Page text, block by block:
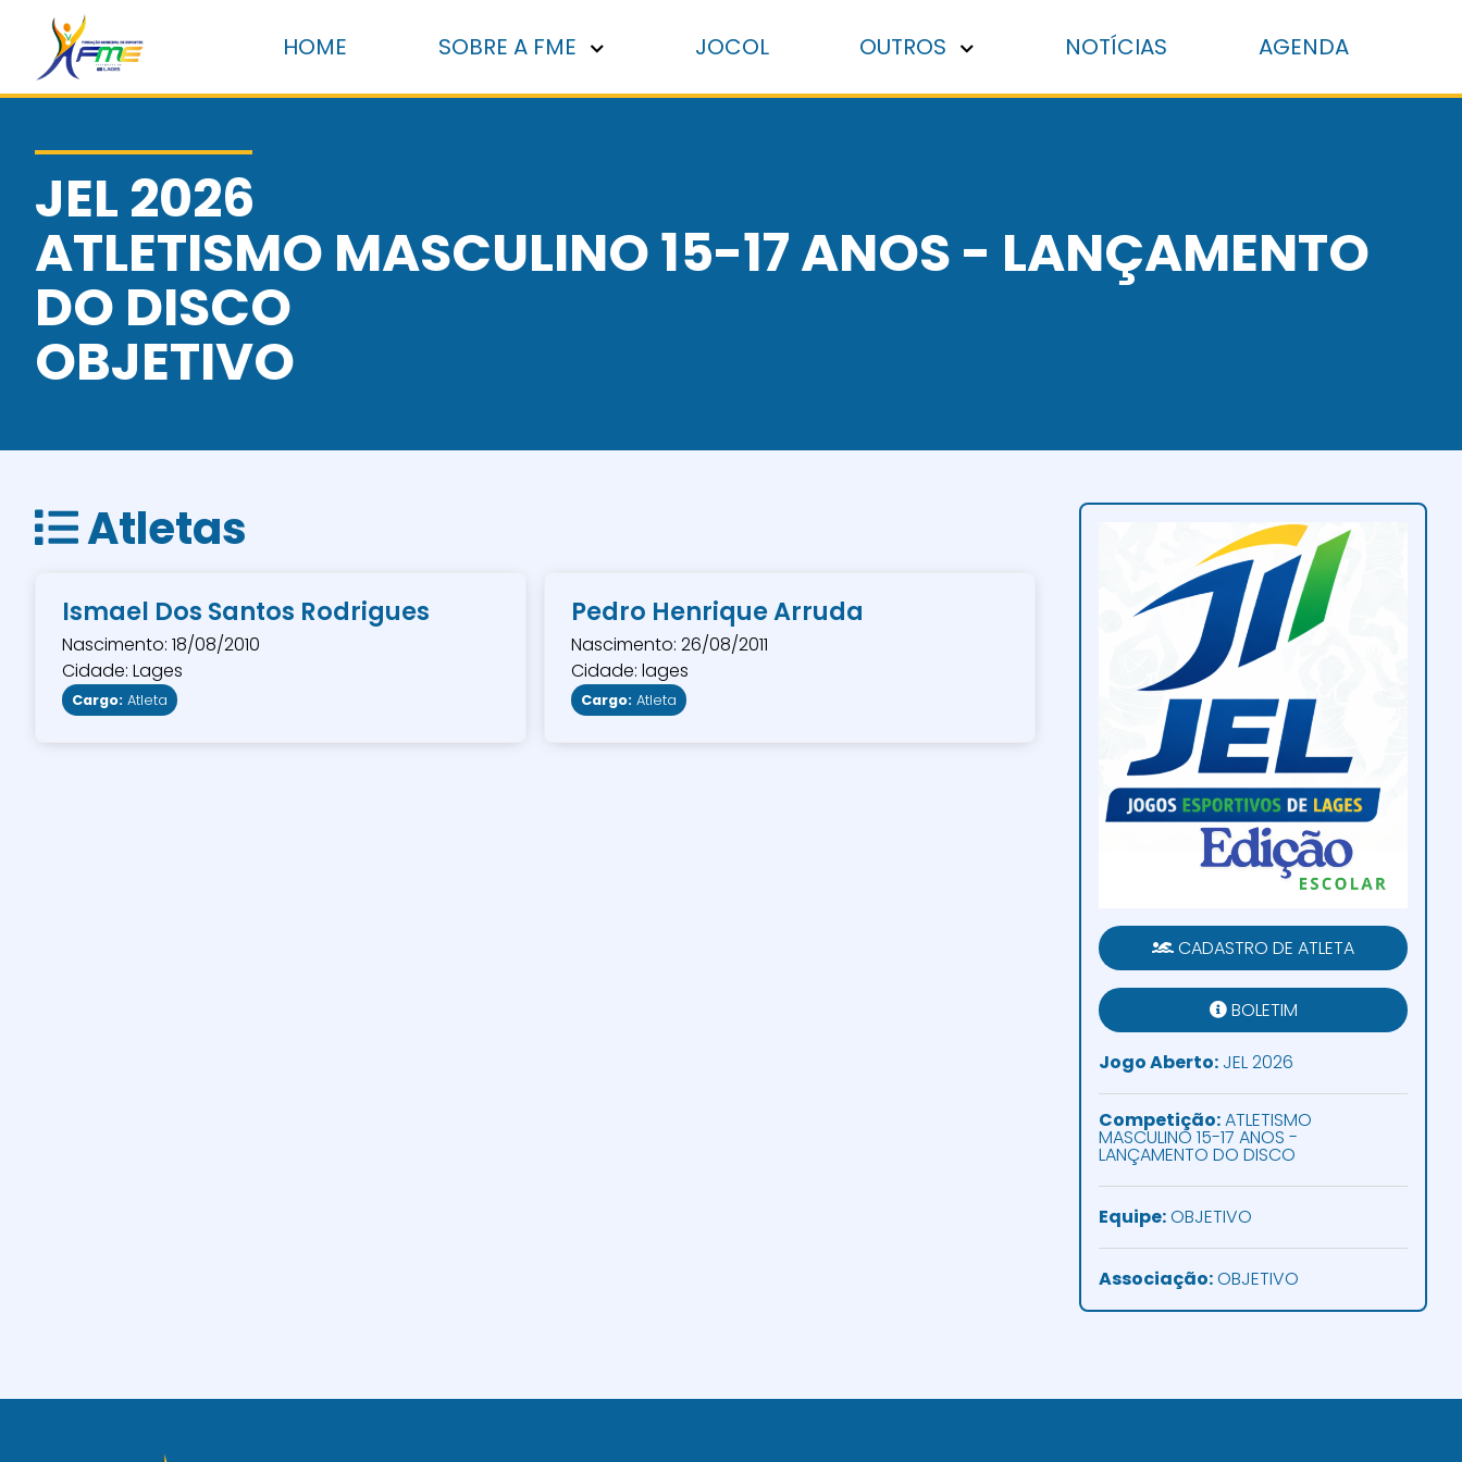
HOME SOBRE A FME JOCOL OUTROS NOTÍCIAS AGENDA
JEL 2026
ATLETISMO MASCULINO 15-17 ANOS - LANÇAMENTO
DO DISCO
OBJETIVO
Atletas
Ismael Dos Santos Rodrigues
Nascimento: 18/08/2010
Cidade: Lages
Cargo: Atleta
Pedro Henrique Arruda
Nascimento: 26/08/2011
Cidade: lages
Cargo: Atleta
CADASTRO DE ATLETA
BOLETIM
Jogo Aberto: JEL 2026
Competição:ATLETISMO
MASCULINO 15-17 ANOS -
LANÇAMENTO DO DISCO
Equipe:OBJETIVO
Associação:OBJETIVO